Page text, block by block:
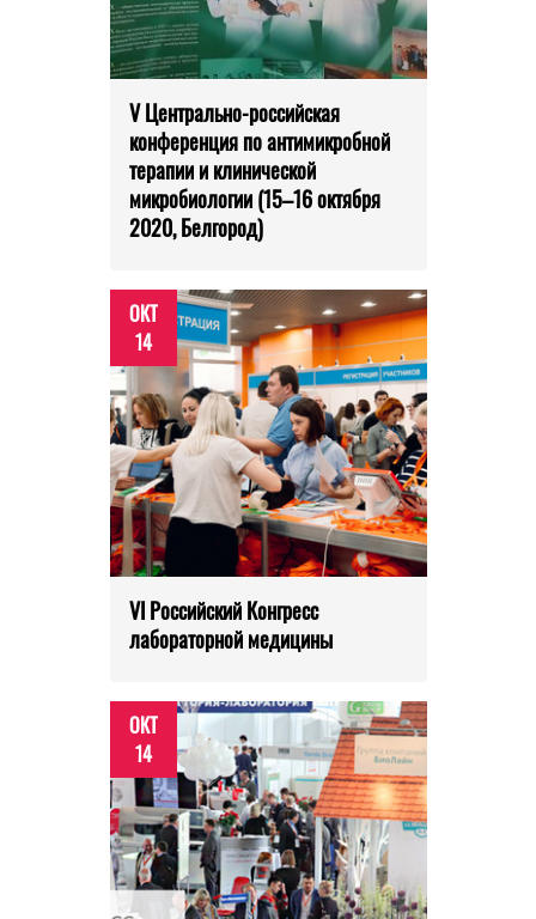
V Центрально-российская
конференция по антимикробной
терапии и клинической
микробиологии (15–16 октября
2020, Белгород)
ОКТ
14
VI Российский Конгресс
лабораторной медицины
ОКТ
14